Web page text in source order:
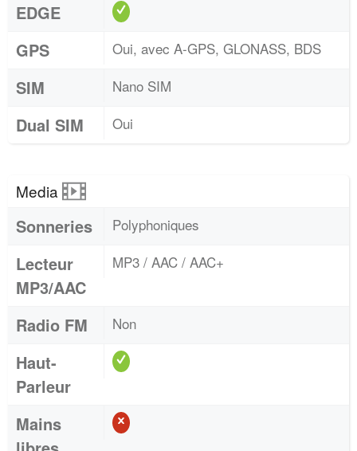
EDGE
GPS
Oui, avec A-GPS, GLONASS, BDS
SIM Nano SIM
Dual SIM Oui
Media
Sonneries Polyphoniques
Lecteur
MP3/AAC
MP3 / AAC / AAC+
Radio FM Non
Haut-
Parleur
Mains